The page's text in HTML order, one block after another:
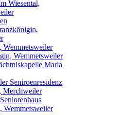
Wiesental,
Wemmetsweiler
Wemmetsweiler
Maria
Seniroenresidenz
Merchweiler
Wemmetsweiler